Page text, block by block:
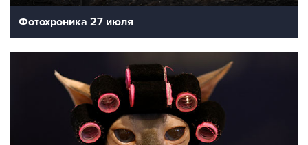
Фотохроника 27 июля